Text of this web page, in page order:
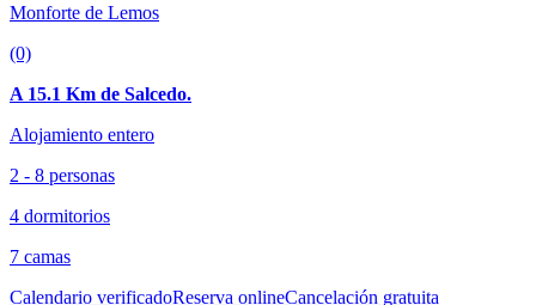
Monforte de Lemos
(0)
A 15.1 Km de Salcedo.
Alojamiento entero
2 - 8 personas
4 dormitorios
7 camas
Calendario verificadoReserva onlineCancelación gratuita